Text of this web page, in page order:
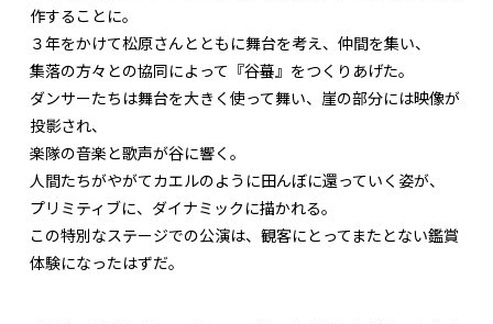
作することに。
３年をかけて松原さんとともに舞台を考え、仲間を集い、
集落の方々との協同によって『谷蟇』をつくりあげた。
ダンサーたちは舞台を大きく使って舞い、崖の部分には映像が
投影され、
楽隊の音楽と歌声が谷に響く。
人間たちがやがてカエルのように田んぼに還っていく姿が、
プリミティブに、ダイナミックに描かれる。
この特別なステージでの公演は、観客にとってまたとない鑑賞
体験になったはずだ。